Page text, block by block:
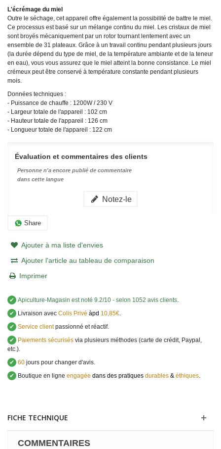
L'écrémage du miel
Outre le séchage, cet appareil offre également la possibilité de battre le miel.
Ce processus est basé sur un mélange continu du miel. Les cristaux de miel
sont broyés mécaniquement par un rotor tournant lentement avec un
ensemble de 31 plateaux. Grâce à un travail continu pendant plusieurs jours
(la durée dépend du type de miel, de la température ambiante et de la teneur
en eau), vous vous assurez que le miel atteint la bonne consistance. Le miel
crémeux peut être conservé à température constante pendant plusieurs
mois.
Données techniques :
- Puissance de chauffe : 1200W / 230 V
- Largeur totale de l'appareil : 102 cm
- Hauteur totale de l'appareil : 126 cm
- Longueur totale de l'appareil : 122 cm
Évaluation et commentaires des clients
Personne n'a encore publié de commentaire
dans cette langue
Notez-le
Share
Ajouter à ma liste d'envies
Ajouter l'article au tableau de comparaison
Imprimer
✔ Apiculture-Magasin est noté 9.2/10 - selon 1052 avis clients.
✔
Livraison avec Colis Privé àpd 10,85€.
✔ Service clientpassionné et réactif.
✔
Paiements sécurisés via plusieurs méthodes (carte de crédit, Paypal,
etc.).
✔ 60 jours pour changer d'avis.
✔
Boutique en ligne engagée dans des pratiques durables & éthiques.
FICHE TECHNIQUE
COMMENTAIRES